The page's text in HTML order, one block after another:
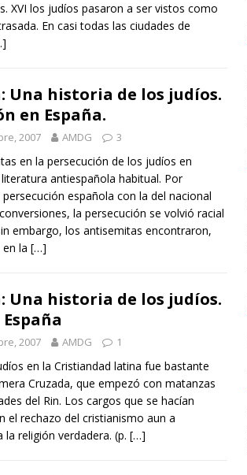
XVI los judíos pasaron a ser vistos como
En casi todas las ciudades de
Una historia de los judíos.
en España.
2007 AMDG 3
en la persecución de los judíos en
antiespañola habitual. Por
española con la del nacional
la persecución se volvió racial
embargo, los antisemitas encontraron,
la […]
Una historia de los judíos.
2007 AMDG 1
en la Cristiandad latina fue bastante
Cruzada, que empezó con matanzas
del Rin. Los cargos que se hacían
el rechazo del cristianismo aun a
la religión verdadera. (p. […]